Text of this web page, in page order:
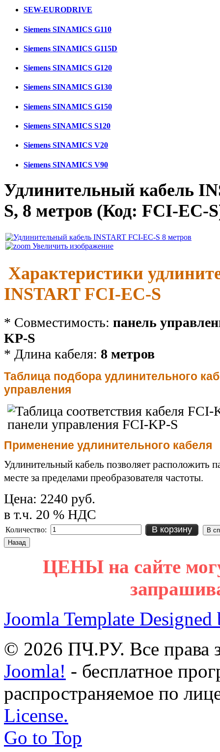
SEW-EURODRIVE
Siemens SINAMICS G110
Siemens SINAMICS G115D
Siemens SINAMICS G120
Siemens SINAMICS G130
Siemens SINAMICS G150
Siemens SINAMICS S120
Siemens SINAMICS V20
Siemens SINAMICS V90
Удлинительный кабель
S, 8 метров (Код: FCI-ЕС-S
Увеличить изображение
Характеристики
INSTART FCI-ЕС-S
* Совместимость: панель
KP-S
* Длина кабеля: 8 метров
Таблица подбора удлинительного
управления
Применение удлинительного кабеля
Удлинительный кабель позволяет расположить
месте за пределами преобразователя частоты.
Цена: 2240 руб.
в т.ч. 20 % НДС
Количество: В корзину
ЦЕНЫ на сайте
Joomla Template Designed
© 2026 ПЧ.РУ. Все права
Joomla! - бесплатное
распространяемое по
License.
Go to Top